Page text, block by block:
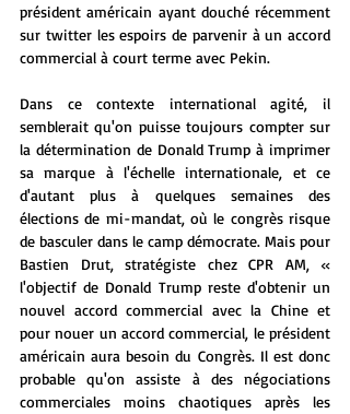
président américain ayant douché récemment
sur twitter les espoirs de parvenir à un accord
commercial à court terme avec Pekin.
Dans ce contexte international agité, il
semblerait qu'on puisse toujours compter sur
la détermination de Donald Trump à imprimer
sa marque à l'échelle internationale, et ce
d'autant plus à quelques semaines des
élections de mi-mandat, où le congrès risque
de basculer dans le camp démocrate. Mais pour
Bastien Drut, stratégiste chez CPR AM, «
l'objectif de Donald Trump reste d'obtenir un
nouvel accord commercial avec la Chine et
pour nouer un accord commercial, le président
américain aura besoin du Congrès. Il est donc
probable qu'on assiste à des négociations
commerciales moins chaotiques après les